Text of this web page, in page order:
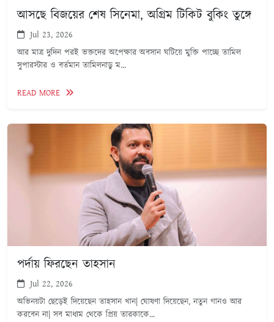
আসছে বিজয়ের শেষ সিনেমা, অগ্রিম টিকিট বুকিং তুঙ্গে
Jul 23, 2026
আর মাত্র দুদিন পরই ভক্তদের অপেক্ষার অবসান ঘটিয়ে মুক্তি পাচ্ছে তামিল
সুপারস্টার ও বর্তমান তামিলনাডু ম...
READ MORE
পর্দায় ফিরছেন তাহসান
Jul 22, 2026
অভিনয়টা ছেড়েই দিয়েছেন তাহসান খান| ঘোষণা দিয়েছেন, নতুন গানও আর
করবেন না| সব মাধ্যম থেকে প্রিয় তারকাকে...